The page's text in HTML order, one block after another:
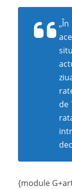
de
{module